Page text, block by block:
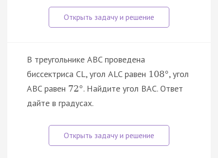
В треугольнике ABC проведена
биссектриса CL, угол ALC равен 108°, угол
ABC равен 72°. Найдите угол BAC. Ответ
дайте в градусах.